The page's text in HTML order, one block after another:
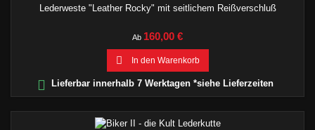
Lederweste "Leather Rocky" mit seitlichem Reißverschluß
Ab Preis
160,00 €
 In den Warenkorb
 Lieferbar innerhalb 7 Werktagen *siehe Lieferzeiten